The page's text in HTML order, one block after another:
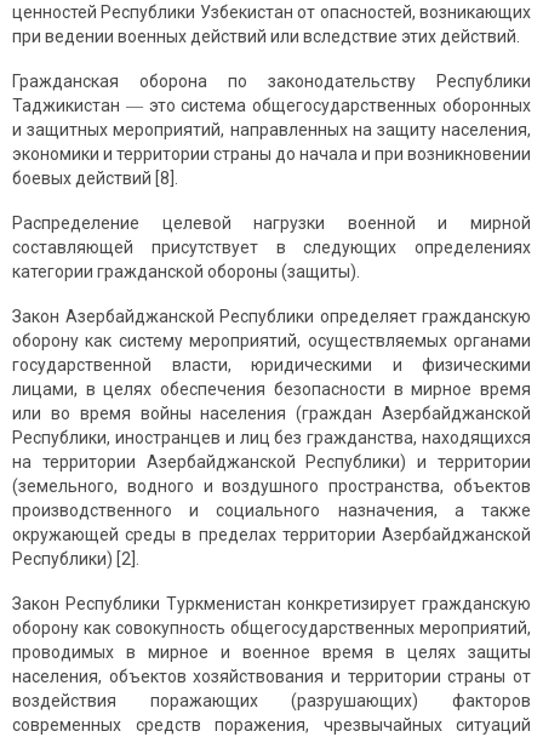
ценностей Республики Узбекистан от опасностей, возникающих
при ведении военных действий или вследствие этих действий.
Гражданская оборона по законодательству Республики
Таджикистан ― это система общегосударственных оборонных
и защитных мероприятий, направленных на защиту населения,
экономики и территории страны до начала и при возникновении
боевых действий [8].
Распределение целевой нагрузки военной и мирной
составляющей присутствует в следующих определениях
категории гражданской обороны (защиты).
Закон Азербайджанской Республики определяет гражданскую
оборону как систему мероприятий, осуществляемых органами
государственной власти, юридическими и физическими
лицами, в целях обеспечения безопасности в мирное время
или во время войны населения (граждан Азербайджанской
Республики, иностранцев и лиц без гражданства, находящихся
на территории Азербайджанской Республики) и территории
(земельного, водного и воздушного пространства, объектов
производственного и социального назначения, а также
окружающей среды в пределах территории Азербайджанской
Республики) [2].
Закон Республики Туркменистан конкретизирует гражданскую
оборону как совокупность общегосударственных мероприятий,
проводимых в мирное и военное время в целях защиты
населения, объектов хозяйствования и территории страны от
воздействия поражающих (разрушающих) факторов
современных средств поражения, чрезвычайных ситуаций